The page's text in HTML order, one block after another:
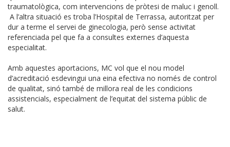
traumatològica, com intervencions de pròtesi de maluc i genoll.
A l’altra situació es troba l’Hospital de Terrassa, autoritzat per
dur a terme el servei de ginecologia, però sense activitat
referenciada pel que fa a consultes externes d’aquesta
especialitat.
Amb aquestes aportacions, MC vol que el nou model
d’acreditació esdevingui una eina efectiva no només de control
de qualitat, sinó també de millora real de les condicions
assistencials, especialment de l’equitat del sistema públic de
salut.